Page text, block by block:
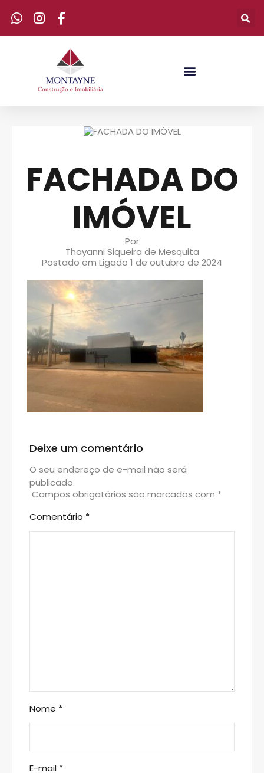
FACHADA DO
IMÓVEL
Por
Thayanni Siqueira de Mesquita
Postado em Ligado 1 de outubro de 2024
Deixe um comentário
O seu endereço de e-mail não será
publicado.
Campos obrigatórios são marcados com *
Comentário *
Nome *
E-mail *